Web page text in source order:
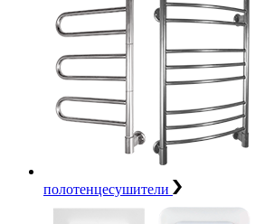
полотенцесушители